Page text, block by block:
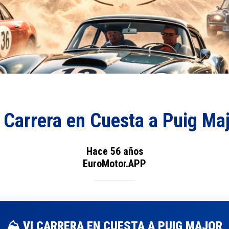
en Cuesta a Puig
Hace 56 años
EuroMotor.APP
⛰️ VI CARRERA EN CUESTA A PUIG MAJOR